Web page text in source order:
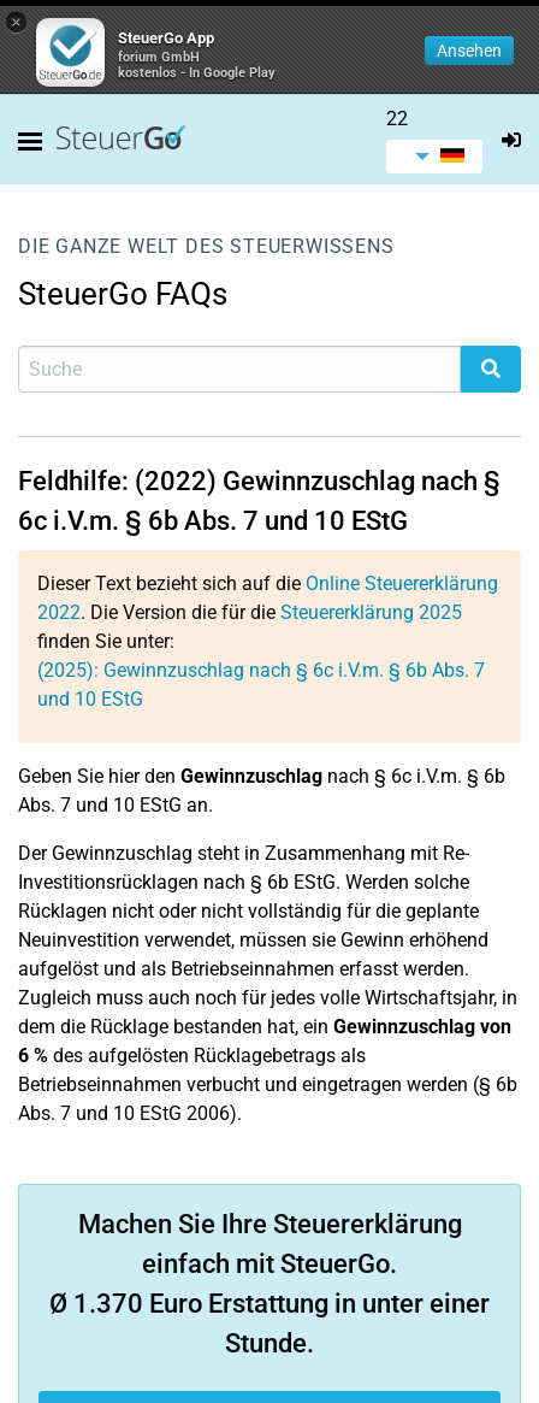
×
SteuerGo App
forium GmbH
kostenlos - In Google Play
Ansehen
22
DIE GANZE WELT DES STEUERWISSENS
SteuerGo FAQs
Feldhilfe: (2022) Gewinnzuschlag nach §
6c i.V.m. § 6b Abs. 7 und 10 EStG
Dieser Text bezieht sich auf die Online Steuererklärung
2022. Die Version die für die Steuererklärung 2025
finden Sie unter:
(2025): Gewinnzuschlag nach § 6c i.V.m. § 6b Abs. 7
und 10 EStG
Geben Sie hier den Gewinnzuschlag nach § 6c i.V.m. § 6b
Abs. 7 und 10 EStG an.
Der Gewinnzuschlag steht in Zusammenhang mit Re-
Investitionsrücklagen nach § 6b EStG. Werden solche
Rücklagen nicht oder nicht vollständig für die geplante
Neuinvestition verwendet, müssen sie Gewinn erhöhend
aufgelöst und als Betriebseinnahmen erfasst werden.
Zugleich muss auch noch für jedes volle Wirtschaftsjahr, in
dem die Rücklage bestanden hat, ein Gewinnzuschlag von
6 % des aufgelösten Rücklagebetrags als
Betriebseinnahmen verbucht und eingetragen werden (§ 6b
Abs. 7 und 10 EStG 2006).
Machen Sie Ihre Steuererklärung
einfach mit SteuerGo.
Ø 1.370 Euro Erstattung in unter einer
Stunde.